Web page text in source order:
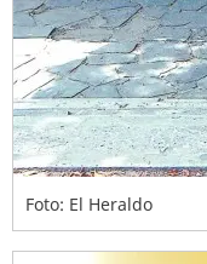
Foto: El Heraldo